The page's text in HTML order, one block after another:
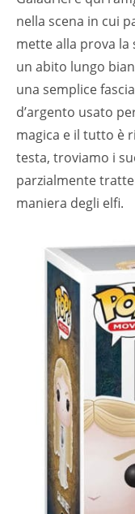
nella scena in cui
mette alla prova la
un abito lungo
una semplice
d’argento usato
magica e il tutto è
testa, troviamo i
parzialmente
maniera degli elfi.